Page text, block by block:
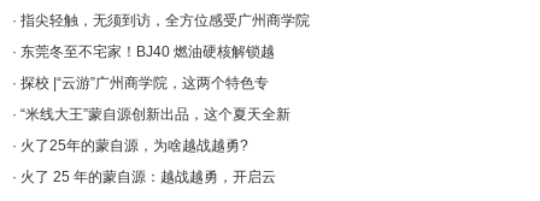
· 指尖轻触，无须到访，全方位感受广州商学院
· 东莞冬至不宅家！BJ40 燃油硬核解锁越
· 探校 |“云游”广州商学院，这两个特色专
· “米线大王”蒙自源创新出品，这个夏天全新
· 火了25年的蒙自源，为啥越战越勇?
· 火了 25 年的蒙自源：越战越勇，开启云